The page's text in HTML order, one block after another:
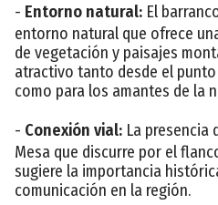
- Entorno natural: El
entorno natural que ofrece
de vegetación y paisajes
atractivo tanto desde el
como para los amantes de la
- Conexión vial: La presencia
Mesa que discurre por el
sugiere la importancia
comunicación en la región.